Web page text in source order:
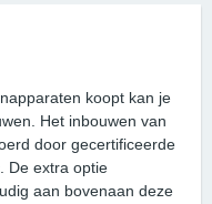
koopt kan je
Het inbouwen van
door gecertificeerde
De extra optie
aan bovenaan deze